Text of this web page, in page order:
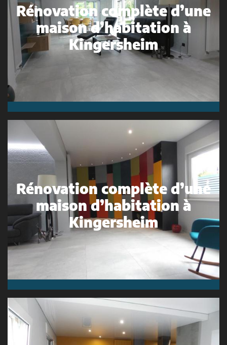
Rénovation complète d’une
maison d’habitation à
Kingersheim
Rénovation complète d’une
maison d’habitation à
Kingersheim